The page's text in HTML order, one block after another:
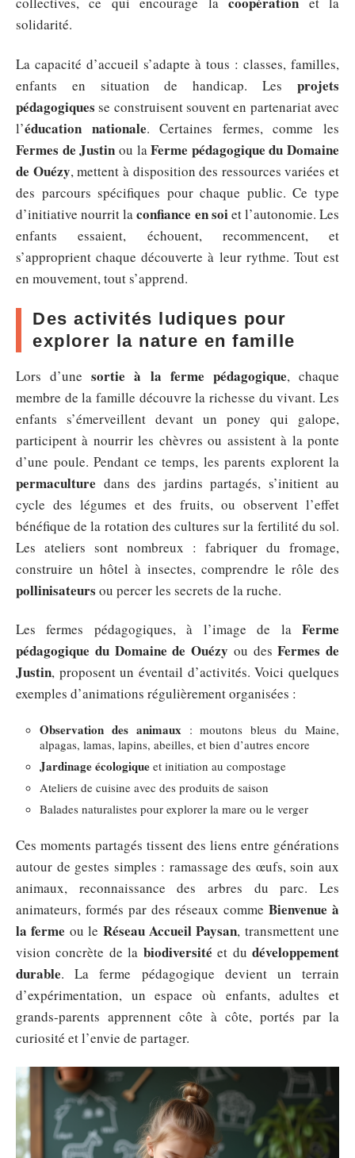
solidarité.
La capacité d’accueil s’adapte à tous : classes, familles,
enfants en situation de handicap. Les projets
pédagogiques se construisent souvent en partenariat avec
l’éducation nationale. Certaines fermes, comme les
Fermes de Justin ou laFerme pédagogique du Domaine
de Ouézy, mettent à disposition des ressources variées et
des parcours spécifiques pour chaque public. Ce type
d’initiative nourrit laconfiance en soiet l’autonomie. Les
enfants essaient, échouent, recommencent, et
s’approprient chaque découverte à leur rythme. Tout est
en mouvement, tout s’apprend.
Des activités ludiques pour
explorer la nature en famille
Lors d’unesortie à la ferme pédagogique, chaque
membre de la famille découvre la richesse du vivant. Les
enfants s’émerveillent devant un poney qui galope,
participent à nourrir les chèvres ou assistent à la ponte
d’une poule. Pendant ce temps, les parents explorent la
permaculture dans des jardins partagés, s’initient au
cycle des légumes et des fruits, ou observent l’effet
bénéfique de la rotation des cultures sur la fertilité du sol.
Les ateliers sont nombreux : fabriquer du fromage,
construire un hôtel à insectes, comprendre le rôle des
pollinisateurs ou percer les secrets de la ruche.
Les fermes pédagogiques, à l’image de la Ferme
pédagogique du Domaine de Ouézy ou desFermes de
Justin, proposent un éventail d’activités. Voici quelques
exemples d’animations régulièrement organisées :
Observation des animaux : moutons bleus du Maine,
alpagas, lamas, lapins, abeilles, et bien d’autres encore
Jardinage écologique et initiation au compostage
Ateliers de cuisine avec des produits de saison
Balades naturalistes pour explorer la mare ou le verger
Ces moments partagés tissent des liens entre générations
autour de gestes simples : ramassage des œufs, soin aux
animaux, reconnaissance des arbres du parc. Les
animateurs, formés par des réseaux comme Bienvenue à
la ferme ou le Réseau Accueil Paysan, transmettent une
vision concrète de la biodiversité et dudéveloppement
durable. La ferme pédagogique devient un terrain
d’expérimentation, un espace où enfants, adultes et
grands-parents apprennent côte à côte, portés par la
curiosité et l’envie de partager.